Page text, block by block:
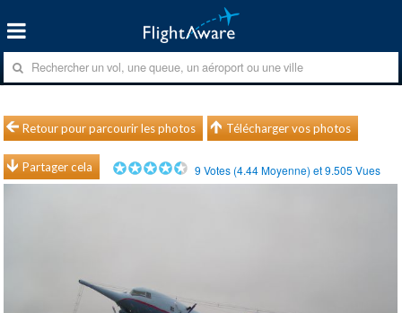
Retour pour parcourir les photos Télécharger vos photos
Partager cela 9 Votes (4.44Moyenne) et9.505 Vues